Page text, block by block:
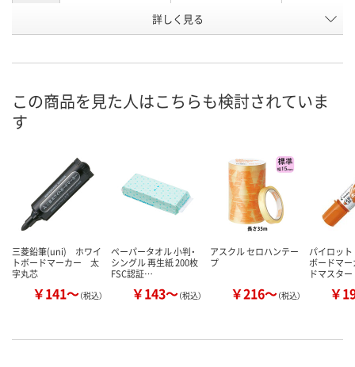
430450
8月10日（月）
カゴへ
詳しく見る
この商品を見た人はこちらも検討されていま
す
三菱鉛筆(uni) ホワイ
トボードマーカー 太
字丸芯
￥141～（税込）
ペーパータオル 小判・
シングル 再生紙 200枚
FSC認証…
￥143～（税込）
アスクル セロハンテー
プ
￥216～（税込）
パイロッ
ボードマ
ドマスタ
￥